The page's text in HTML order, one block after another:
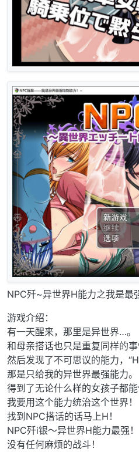
NPC歼~异世界H能力之我是最
游戏介绍：
有一天醒来，那里是异世界…。
和母亲搭话也只是重复同样的事
然后发现了不可思议的能力，
那是只给我的异世界最强能力。
得到了无论什么样的女孩子都能
我要用这个能力统治这个世界！
找到NPC搭话的话马上H！
NPC歼i银～异世界H能力最强！
没有任何麻烦的战斗！